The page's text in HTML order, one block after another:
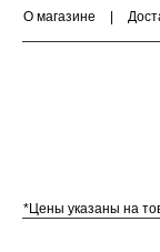
О магазине
*Цены указаны на